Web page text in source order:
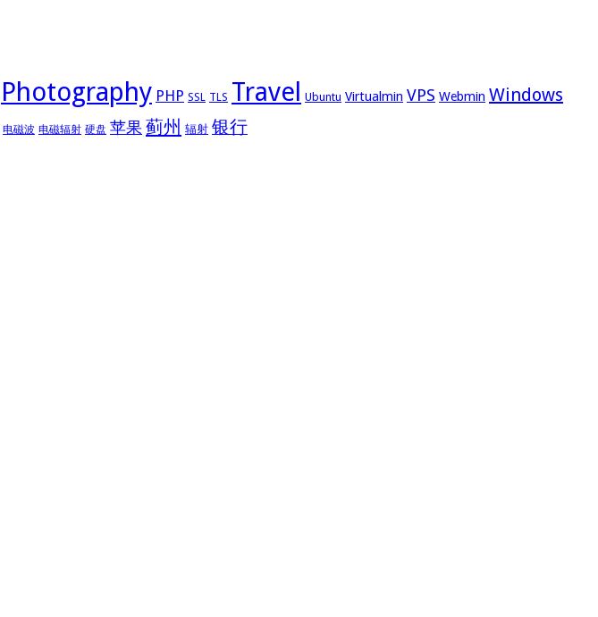
Photography PHP SSL TLS Travel Ubuntu Virtualmin VPS Webmin Windows
电磁波 电磁辐射 硬盘 苹果 蓟州 辐射 银行